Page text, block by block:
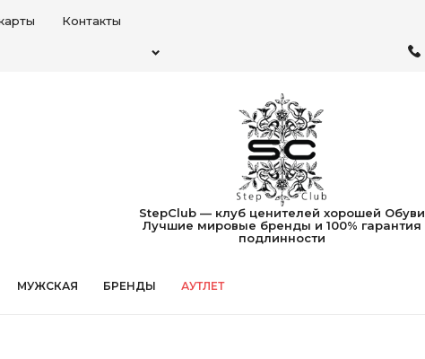
Контакты
StepClub — клуб ценителей хорошей Обуви
Лучшие мировые бренды и 100% гарантия
подлинности
МУЖСКАЯ БРЕНДЫ АУТЛЕТ